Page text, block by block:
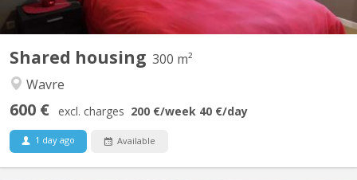
Shared housing 300 m²
Wavre
600 € excl. charges 200 €/week 40 €/day
1 day ago Available